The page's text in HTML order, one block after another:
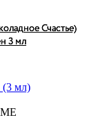
Счастье)
3 мл